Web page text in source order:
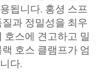
됩니다. 홍셩 스프
과 정밀성을 최우
호스에 견고하고 밀
호스 클램프가 엄
다.